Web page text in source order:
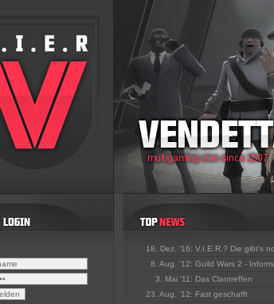
18. Dez. '16: V.I.E.R.? Die gibt's
8. Aug. '12: Guild Wars 2 -
3. Mai '11: Das Clantreffen
23. Aug. '12: Fast geschafft